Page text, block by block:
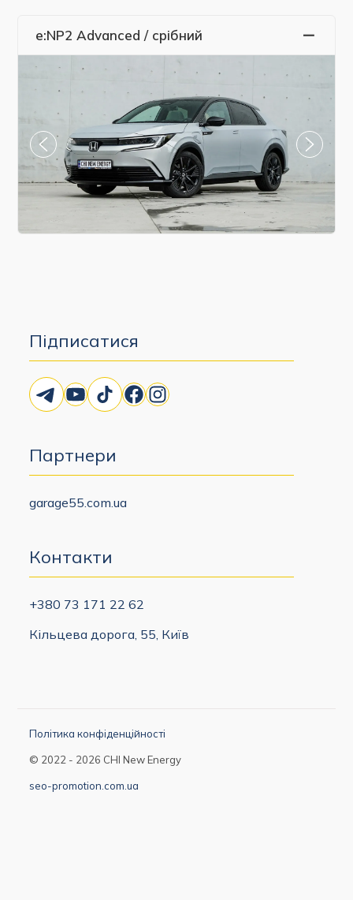
e:NP2 Advanced / срібний
Підписатися
TelegramYouTubeTikTokFacebookInstagram
Партнери
garage55.com.ua
Контакти
+380 73 171 22 62
Кільцева дорога, 55, Київ
Політика конфіденційності
© 2022 - 2026 CHI New Energy
seo-promotion.com.ua